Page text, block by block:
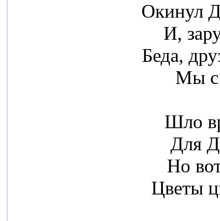
Окинул
И,
Беда,
Мы с
Шло
Для
Но
Цветы